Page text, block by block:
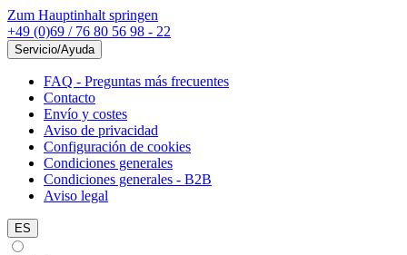
Zum Hauptinhalt springen
+49 (0)69 / 76 80 56 98 - 22
Servicio/Ayuda
FAQ - Preguntas más frecuentes
Contacto
Envío y costes
Aviso de privacidad
Configuración de cookies
Condiciones generales
Condiciones generales - B2B
Aviso legal
ES